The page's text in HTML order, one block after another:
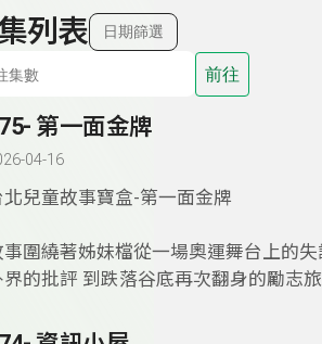
列表 日期篩選
前往
第一面金牌
04-16
北兒童故事寶盒-第一面金牌
事圍繞著姊妹檔從一場奧運舞台上的失
界的批評 到跌落谷底再次翻身的勵志